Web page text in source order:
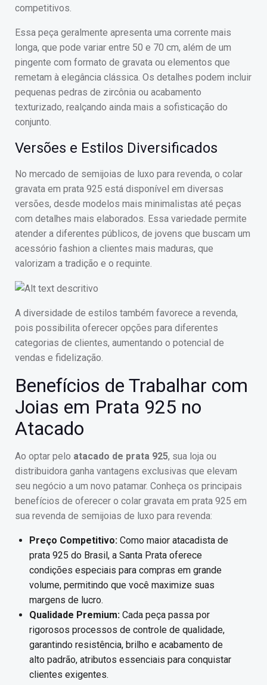
competitivos.
Essa peça geralmente apresenta uma corrente mais
longa, que pode variar entre 50 e 70 cm, além de um
pingente com formato de gravata ou elementos que
remetam à elegância clássica. Os detalhes podem incluir
pequenas pedras de zircônia ou acabamento
texturizado, realçando ainda mais a sofisticação do
conjunto.
Versões e Estilos Diversificados
No mercado de semijoias de luxo para revenda, o colar
gravata em prata 925 está disponível em diversas
versões, desde modelos mais minimalistas até peças
com detalhes mais elaborados. Essa variedade permite
atender a diferentes públicos, de jovens que buscam um
acessório fashion a clientes mais maduras, que
valorizam a tradição e o requinte.
A diversidade de estilos também favorece a revenda,
pois possibilita oferecer opções para diferentes
categorias de clientes, aumentando o potencial de
vendas e fidelização.
Benefícios de Trabalhar com
Joias em Prata 925 no
Atacado
Ao optar pelo atacado de prata 925, sua loja ou
distribuidora ganha vantagens exclusivas que elevam
seu negócio a um novo patamar. Conheça os principais
benefícios de oferecer o colar gravata em prata 925 em
sua revenda de semijoias de luxo para revenda:
Preço Competitivo: Como maior atacadista de
prata 925 do Brasil, a Santa Prata oferece
condições especiais para compras em grande
volume, permitindo que você maximize suas
margens de lucro.
Qualidade Premium: Cada peça passa por
rigorosos processos de controle de qualidade,
garantindo resistência, brilho e acabamento de
alto padrão, atributos essenciais para conquistar
clientes exigentes.